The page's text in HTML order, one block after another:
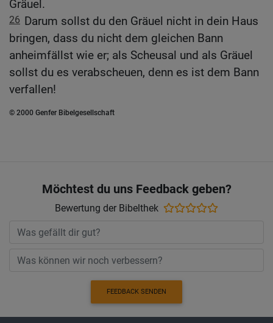
Gräuel.
26 Darum sollst du den Gräuel nicht in dein Haus
bringen, dass du nicht dem gleichen Bann
anheimfällst wie er; als Scheusal und als Gräuel
sollst du es verabscheuen, denn es ist dem Bann
verfallen!
© 2000 Genfer Bibelgesellschaft
Möchtest du uns Feedback geben?
Bewertung der Bibelthek
FEEDBACK SENDEN